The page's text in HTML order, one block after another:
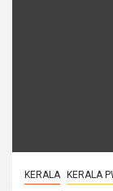
KERALA KERALA